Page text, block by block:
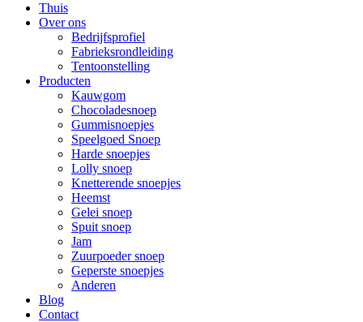
Thuis
Over ons
Bedrijfsprofiel
Fabrieksrondleiding
Tentoonstelling
Producten
Kauwgom
Chocoladesnoep
Gummisnoepjes
Speelgoed Snoep
Harde snoepjes
Lolly snoep
Knetterende snoepjes
Heemst
Gelei snoep
Spuit snoep
Jam
Zuurpoeder snoep
Geperste snoepjes
Anderen
Blog
Contact